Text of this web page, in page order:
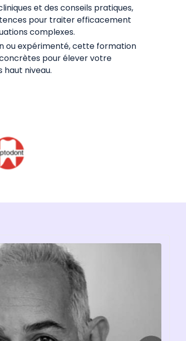
et des conseils pratiques,
pour traiter efficacement
complexes.
ou expérimenté, cette formation
pour élever votre
haut niveau.